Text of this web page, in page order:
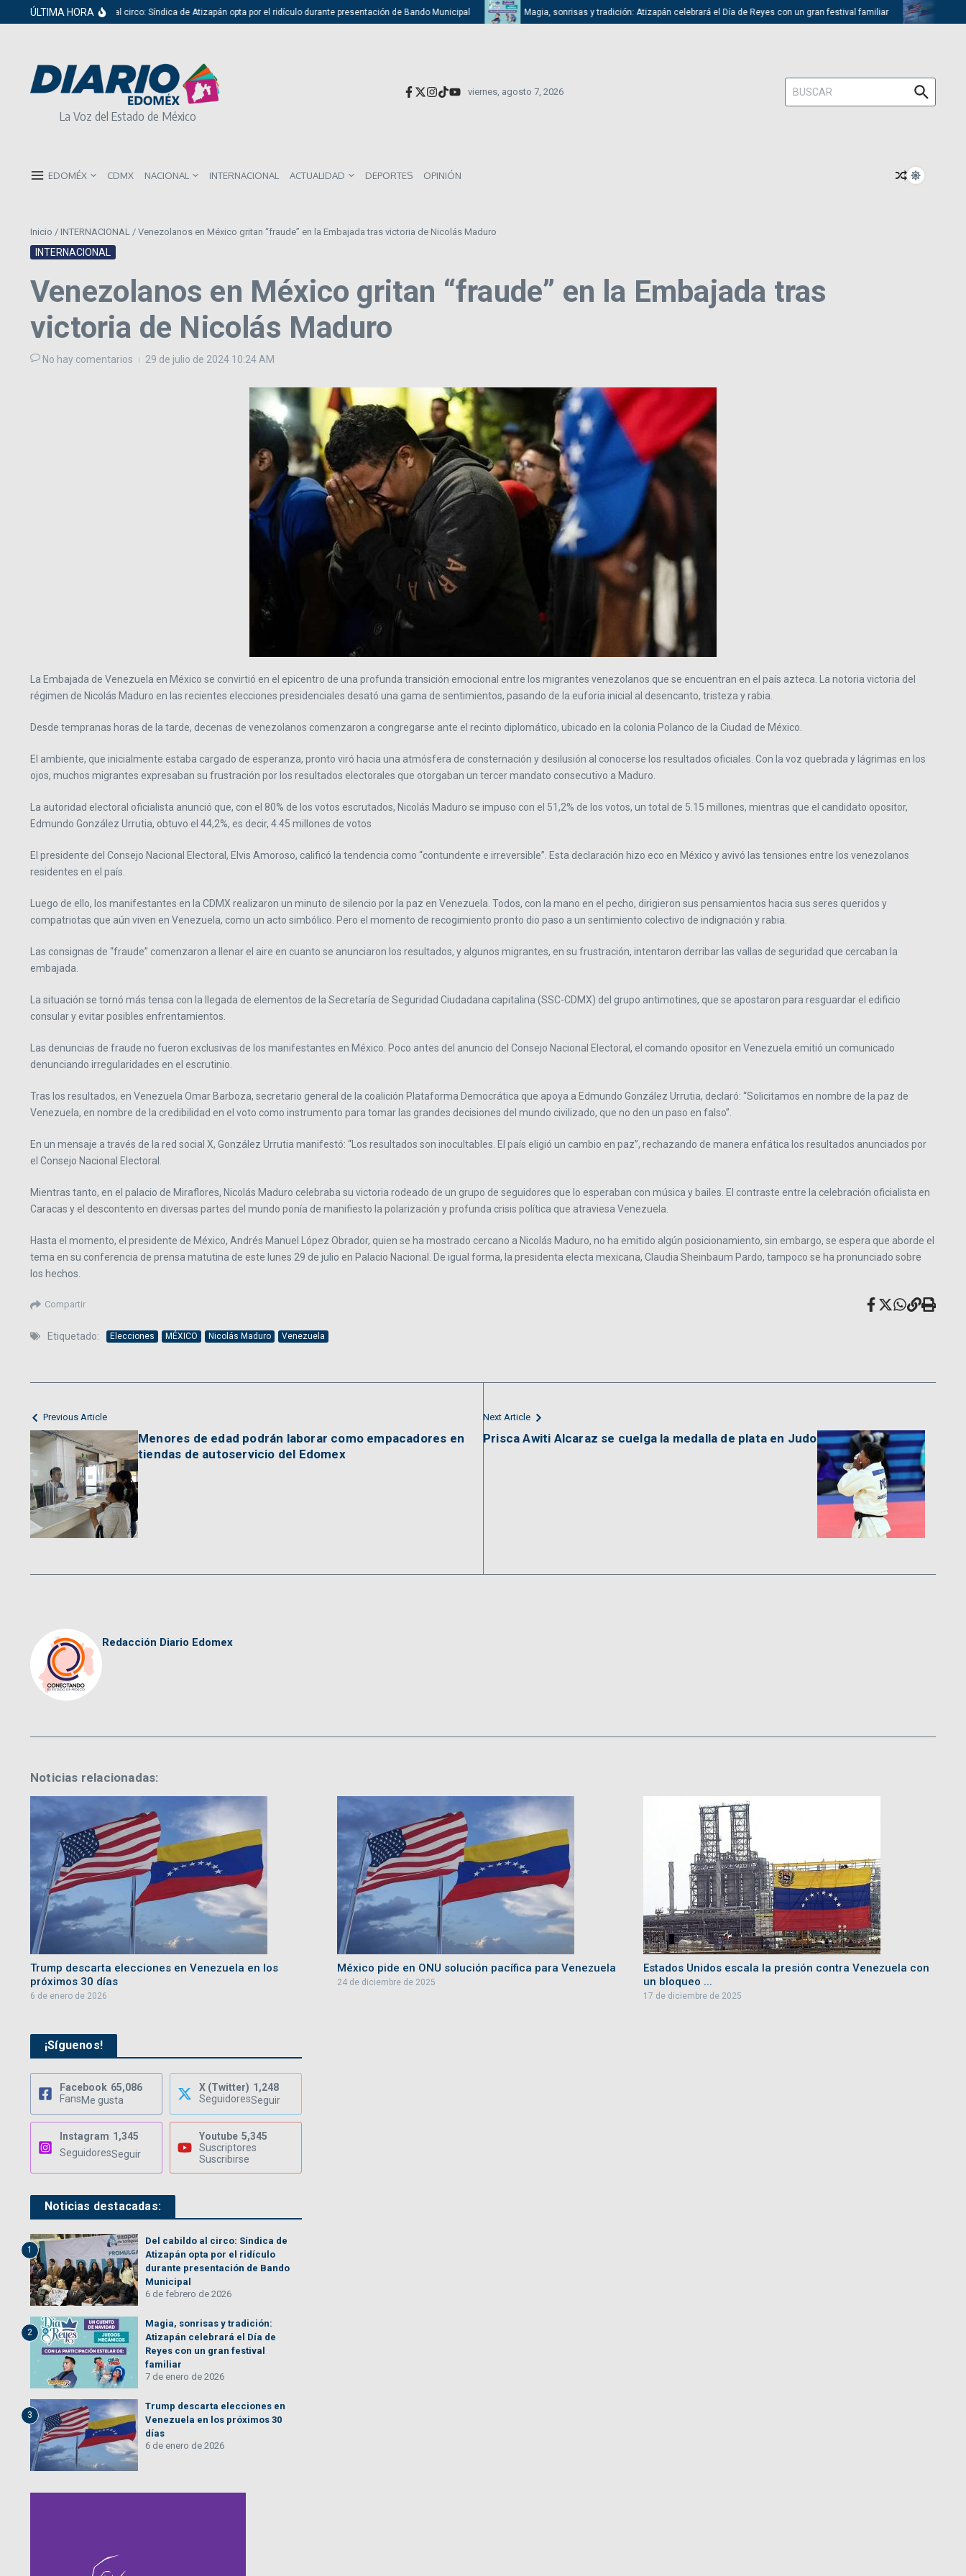
Saltar al contenido
ÚLTIMA HORA
Del cabildo al circo: Síndica de Atizapán opta por el ridículo durante presentación de Bando Municipal Magia, sonrisas y tradición: Atizapán celebrará el Día de Reyes con un gran festival familiar Trump
La Voz del Estado de México
viernes, agosto 7, 2026
Buscar:
EDOMÉX CDMX NACIONAL INTERNACIONAL ACTUALIDAD DEPORTES OPINIÓN
Inicio / INTERNACIONAL / Venezolanos en México gritan “fraude” en la Embajada tras victoria de Nicolás Maduro
INTERNACIONAL
Venezolanos en México gritan “fraude” en la Embajada tras
victoria de Nicolás Maduro
No hay comentarios 29 de julio de 2024 10:24 AM
La Embajada de Venezuela en México se convirtió en el epicentro de una profunda transición emocional entre los migrantes venezolanos que se encuentran en el país azteca. La notoria victoria del
régimen de Nicolás Maduro en las recientes elecciones presidenciales desató una gama de sentimientos, pasando de la euforia inicial al desencanto, tristeza y rabia.
Desde tempranas horas de la tarde, decenas de venezolanos comenzaron a congregarse ante el recinto diplomático, ubicado en la colonia Polanco de la Ciudad de México.
El ambiente, que inicialmente estaba cargado de esperanza, pronto viró hacia una atmósfera de consternación y desilusión al conocerse los resultados oficiales. Con la voz quebrada y lágrimas en los
ojos, muchos migrantes expresaban su frustración por los resultados electorales que otorgaban un tercer mandato consecutivo a Maduro.
La autoridad electoral oficialista anunció que, con el 80% de los votos escrutados, Nicolás Maduro se impuso con el 51,2% de los votos, un total de 5.15 millones, mientras que el candidato opositor,
Edmundo González Urrutia, obtuvo el 44,2%, es decir, 4.45 millones de votos
El presidente del Consejo Nacional Electoral, Elvis Amoroso, calificó la tendencia como “contundente e irreversible”. Esta declaración hizo eco en México y avivó las tensiones entre los venezolanos
residentes en el país.
Luego de ello, los manifestantes en la CDMX realizaron un minuto de silencio por la paz en Venezuela. Todos, con la mano en el pecho, dirigieron sus pensamientos hacia sus seres queridos y
compatriotas que aún viven en Venezuela, como un acto simbólico. Pero el momento de recogimiento pronto dio paso a un sentimiento colectivo de indignación y rabia.
Las consignas de “fraude” comenzaron a llenar el aire en cuanto se anunciaron los resultados, y algunos migrantes, en su frustración, intentaron derribar las vallas de seguridad que cercaban la
embajada.
La situación se tornó más tensa con la llegada de elementos de la Secretaría de Seguridad Ciudadana capitalina (SSC-CDMX) del grupo antimotines, que se apostaron para resguardar el edificio
consular y evitar posibles enfrentamientos.
Las denuncias de fraude no fueron exclusivas de los manifestantes en México. Poco antes del anuncio del Consejo Nacional Electoral, el comando opositor en Venezuela emitió un comunicado
denunciando irregularidades en el escrutinio.
Tras los resultados, en Venezuela Omar Barboza, secretario general de la coalición Plataforma Democrática que apoya a Edmundo González Urrutia, declaró: “Solicitamos en nombre de la paz de
Venezuela, en nombre de la credibilidad en el voto como instrumento para tomar las grandes decisiones del mundo civilizado, que no den un paso en falso”.
En un mensaje a través de la red social X, González Urrutia manifestó: “Los resultados son inocultables. El país eligió un cambio en paz”, rechazando de manera enfática los resultados anunciados por
el Consejo Nacional Electoral.
Mientras tanto, en el palacio de Miraflores, Nicolás Maduro celebraba su victoria rodeado de un grupo de seguidores que lo esperaban con música y bailes. El contraste entre la celebración oficialista en
Caracas y el descontento en diversas partes del mundo ponía de manifiesto la polarización y profunda crisis política que atraviesa Venezuela.
Hasta el momento, el presidente de México, Andrés Manuel López Obrador, quien se ha mostrado cercano a Nicolás Maduro, no ha emitido algún posicionamiento, sin embargo, se espera que aborde el
tema en su conferencia de prensa matutina de este lunes 29 de julio en Palacio Nacional. De igual forma, la presidenta electa mexicana, Claudia Sheinbaum Pardo, tampoco se ha pronunciado sobre
los hechos.
Compartir
Etiquetado: Elecciones MÉXICO Nicolás Maduro Venezuela
Previous Article
Menores de edad podrán laborar como empacadores en
tiendas de autoservicio del Edomex
Next Article
Prisca Awiti Alcaraz se cuelga la medalla de plata en Judo
Redacción Diario Edomex
Noticias relacionadas:
Trump descarta elecciones en Venezuela en los
próximos 30 días
6 de enero de 2026
México pide en ONU solución pacífica para Venezuela
24 de diciembre de 2025
Estados Unidos escala la presión contra Venezuela con
un bloqueo ...
17 de diciembre de 2025
¡Síguenos!
Facebook 65,086
FansMe gusta
X (Twitter) 1,248
SeguidoresSeguir
Instagram 1,345
SeguidoresSeguir
Youtube 5,345
Suscriptores
Suscribirse
Noticias destacadas:
1
Del cabildo al circo: Síndica de
Atizapán opta por el ridículo
durante presentación de Bando
Municipal
6 de febrero de 2026
2
Magia, sonrisas y tradición:
Atizapán celebrará el Día de
Reyes con un gran festival
familiar
7 de enero de 2026
3
Trump descarta elecciones en
Venezuela en los próximos 30
días
6 de enero de 2026